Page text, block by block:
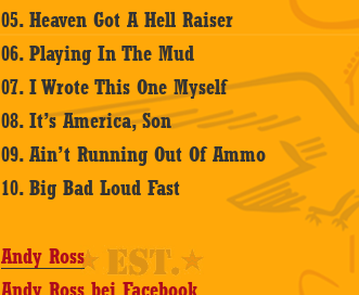
05. Heaven Got A Hell Raiser
06. Playing In The Mud
07. I Wrote This One Myself
08. It’s America, Son
09. Ain’t Running Out Of Ammo
10. Big Bad Loud Fast
Andy Ross
Andy Ross bei Facebook